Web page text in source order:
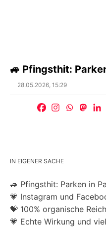
🚙 Pfingsthit:
Posted
28.05.2026, 15:29
IN EIGENER SACHE
🚙 Pfingsthit: Parken in
💗 Instagram und
💝 100% organische
💗 Echte Wirkung und